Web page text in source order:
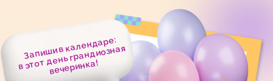
Запиши в календаре:
в этот день грандиозная
вечеринка!